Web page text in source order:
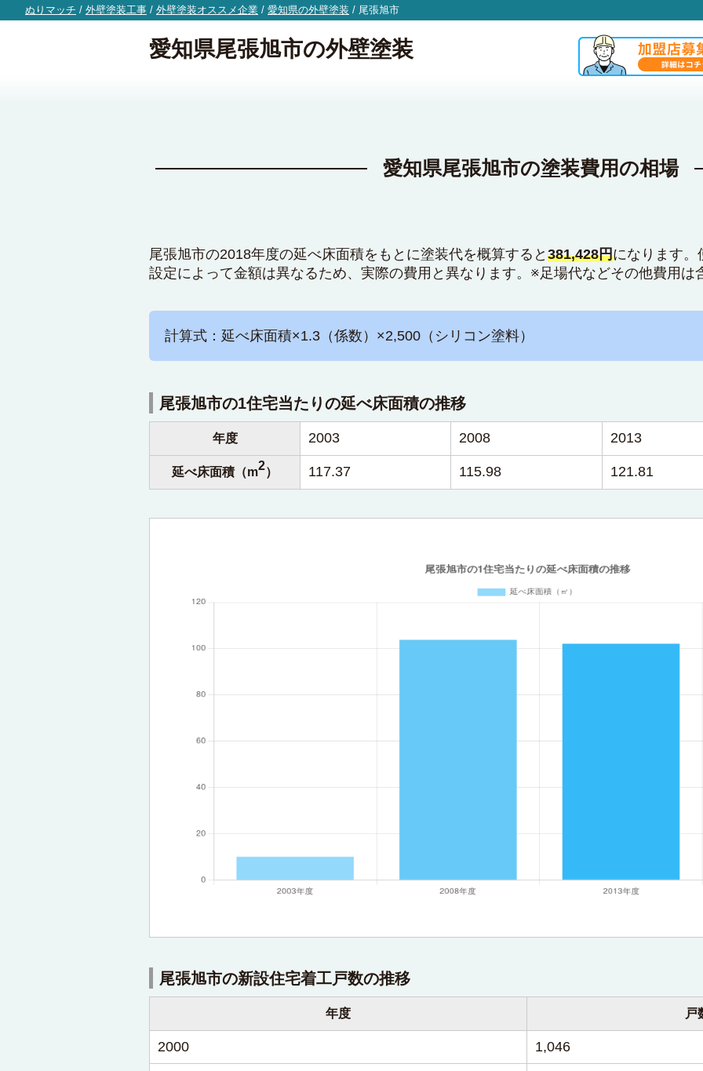
ぬりマッチ / 外壁塗装工事 / 外壁塗装オススメ企業 / 愛知県の外壁塗装 / 尾張旭市
愛知県尾張旭市の外壁塗装
愛知県尾張旭市の塗装費用の相場
尾張旭市の2018年度の延べ床面積をもとに塗装代を概算すると 381,428円になります。
設定によって金額は異なるため、実際の費用と異なります。※足場代などその他費用は
計算式：延べ床面積×1.3（係数）×2,500（シリコン塗料）
尾張旭市の1住宅当たりの延べ床面積の推移
年度 2003 2008 2013
延べ床面積（m2） 117.37 115.98 121.81
尾張旭市の新設住宅着工戸数の推移
年度 戸
2000 1,046